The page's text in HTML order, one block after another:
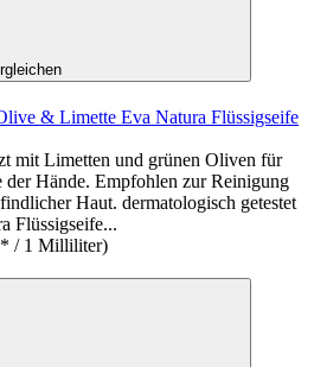
Eva Natura Flüssigseife
mit Limetten und grünen Oliven für
Hände. Empfohlen zur Reinigung
Haut. dermatologisch getestet
Flüssigseife...
/ 1 Milliliter)